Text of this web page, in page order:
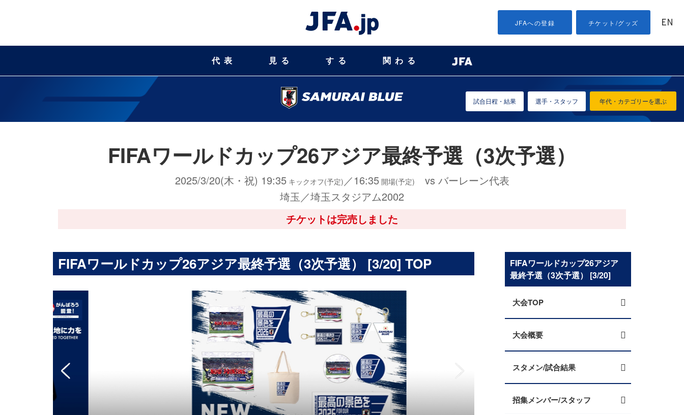
JFAへの登録 チケット/グッズ EN
代表 見る する 関わる
年代・カテゴリーを選ぶ
試合日程・結果 選手・スタッフ
FIFAワールドカップ26アジア最終予選（3次予選） [3/20] TOP
FIFAワールドカップ26アジア最終予選（3次予選）
2025/3/20(木・祝) 19:35キックオフ(予定) ／16:35開場(予定)
vs バーレーン代表
埼玉／埼玉スタジアム2002
チケットは完売しました
FIFAワールドカップ26アジア
最終予選（3次予選） [3/20]
大会TOP
大会概要
スタメン/試合結果
招集メンバー/スタッフ